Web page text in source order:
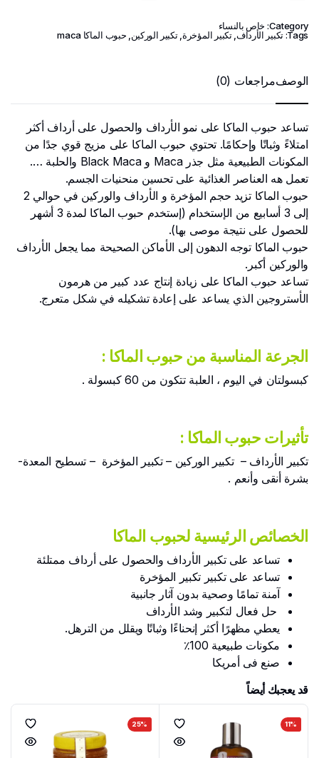
Category: خاص بالنساء
Tags: تكبير الأرداف,تكبير المؤخرة ,تكبير الوركين حبوب الماكا maca
الوصفمراجعات (0)
تساعد حبوب الماكا على نمو الأرداف والحصول على أرداف أكثر
امتلاءً وثباتًا وإحكامًا. تحتوي حبوب الماكا على مزيج قوي جدًا من
المكونات الطبيعية مثل جذر Maca و Black Maca والحلبة ….
تعمل هه العناصر الغذائية على تحسين منحنيات الجسم.
حبوب الماكا تزيد حجم المؤخرة و الأرداف والوركين في حوالي 2
إلى 3 أسابيع من الإستخدام (إستخدم حبوب الماكا لمدة 3 أشهر
للحصول على نتيجة موصى بها).
حبوب الماكا توجه الدهون إلى الأماكن الصحيحة مما يجعل الأرداف
والوركين أكبر.
تساعد حبوب الماكا على زيادة إنتاج عدد كبير من هرمون
الأستروجين الذي يساعد على إعادة تشكيله في شكل متعرج.
الجرعة المناسبة من حبوب الماكا :
كبسولتان في اليوم ، العلبة تتكون من 60 كبسولة .
تأثيرات حبوب الماكا :
تكبير الأرداف – تكبير الوركين – تكبير المؤخرة – تسطيح المعدة-
بشرة أنقى وأنعم .
الخصائص الرئيسية لحبوب الماكا
تساعد على تكبير الأرداف والحصول على أرداف ممتلئة
تساعد على تكبير تكبير المؤخرة
آمنة تمامًا وصحية بدون آثار جانبية
حل فعال لتكبير وشد الأرداف
يعطي مظهرًا أكثر إنحناءًا وثباتًا ويقلل من الترهل.
مكونات طبيعية 100٪
صنع فى أمريكا
قد يعجبك أيضاً
11%
25%